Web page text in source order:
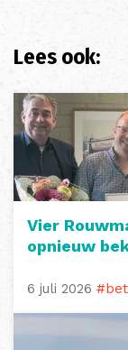
Lees ook:
Vier
opnieuw
6 juli 2026